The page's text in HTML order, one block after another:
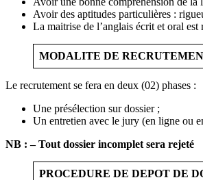
Avoir des aptitudes particulières :
La maitrise de l’anglais écrit et oral est
MODALITE DE
Le recrutement se fera en deux (02) phases :
Une présélection sur dossier ;
Un entretien avec le jury (en ligne ou
NB : – Tout dossier incomplet sera rejeté
PROCEDURE DE DEPOT DE